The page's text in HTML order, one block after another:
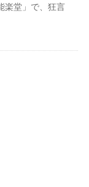
楽堂」で、狂言